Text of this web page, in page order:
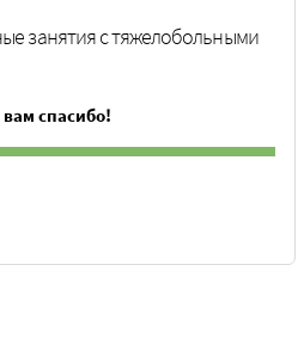
занятия с тяжелобольными
спасибо!